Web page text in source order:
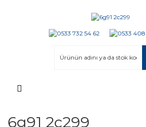
6g91 2c299